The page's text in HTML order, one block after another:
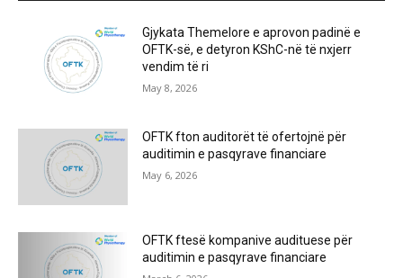
Gjykata Themelore e aprovon padinë e
OFTK-së, e detyron KShC-në të nxjerr
vendim të ri
May 8, 2026
OFTK fton auditorët të ofertojnë për
auditimin e pasqyrave financiare
May 6, 2026
OFTK ftesë kompanive audituese për
auditimin e pasqyrave financiare